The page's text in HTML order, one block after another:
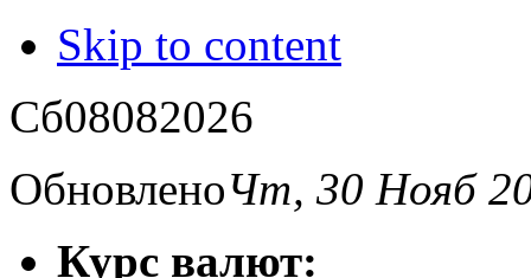
Skip to content
Сб08082026
ОбновленоЧт, 30 Нояб
Курс валют: